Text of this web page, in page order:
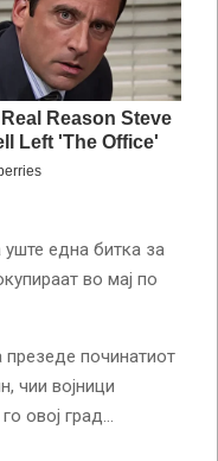
една битка за
во мај по
презеде починатиот
чии војници
овој град…